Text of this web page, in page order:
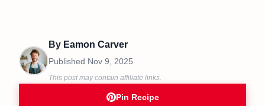
By Eamon Carver
Published Nov 9, 2025
This post may contain affiliate links.
Pin Recipe